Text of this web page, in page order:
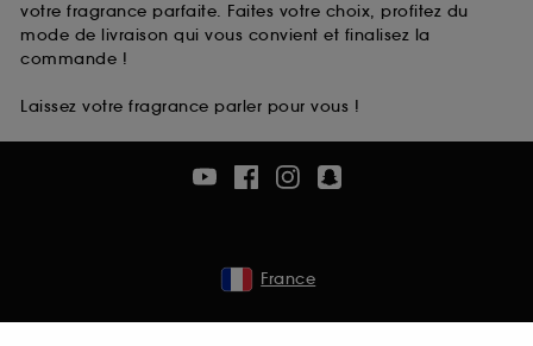
votre fragrance parfaite. Faites votre choix, profitez du
mode de livraison qui vous convient et finalisez la
commande !
Laissez votre fragrance parler pour vous !
France